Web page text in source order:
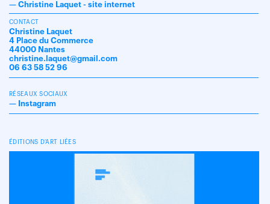
— Christine Laquet - site internet
CONTACT
Christine Laquet
4 Place du Commerce
44000 Nantes
christine.laquet@gmail.com
06 63 58 52 96
RÉSEAUX SOCIAUX
— Instagram
ÉDITIONS D'ART LIÉES